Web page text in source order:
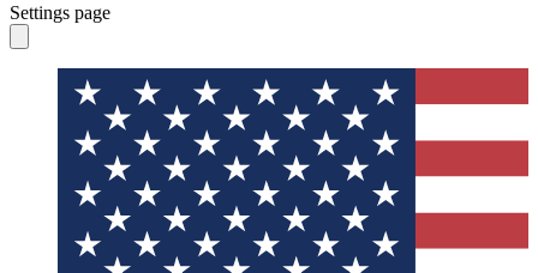
Settings page